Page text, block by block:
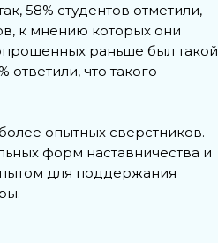
58% студентов отметили,
к мнению которых они
раньше был такой
что такого
опытных сверстников.
форм наставничества и
для поддержания